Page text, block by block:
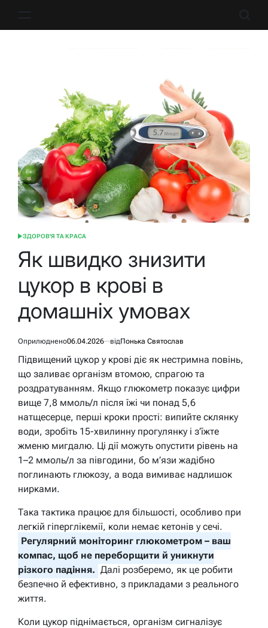
ОПУБЛІКУВАТИ
ЗДОРОВ'Я ТА КРАСА
Як швидко знизити
цукор в крові в
домашніх умовах
Оприлюднено06.04.2026 відПонька Святослав
Підвищений цукор у крові діє як нестримна повінь,
що заливає організм втомою, спрагою та
роздратуванням. Якщо глюкометр показує цифри
вище 7,8 ммоль/л після їжі чи понад 5,6
натщесерце, перші кроки прості: випийте склянку
води, зробіть 15-хвилинну прогулянку і з’їжте
жменю мигдалю. Ці дії можуть опустити рівень на
1–2 ммоль/л за півгодини, бо м’язи жадібно
поглинають глюкозу, а вода вимиває надлишок
нирками.
Така тактика працює для більшості, особливо при
легкій гіперглікемії, коли немає кетонів у сечі.
Регулярний моніторинг глюкометром – ваш
компас, щоб не переборщити й уникнути
різкого падіння. Далі розберемо, як це робити
безпечно й ефективно, з прикладами з реального
життя.
Коли цукор піднімається, організм сигналізує